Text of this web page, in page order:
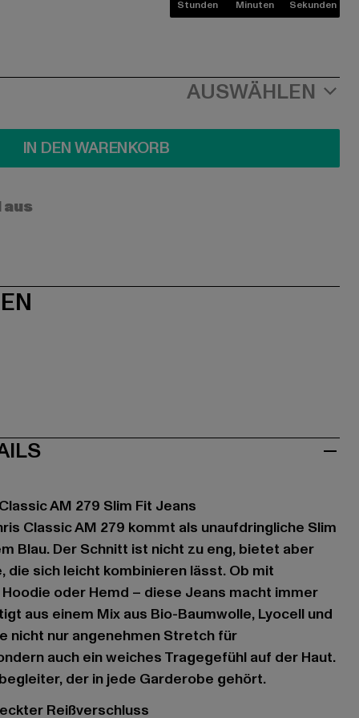
Stunden Minuten Sekunden
AUSWÄHLEN
IN DEN WARENKORB
AM 279 Slim Fit Jeans
Classic AM 279 kommt als unaufdringliche Slim
Blau. Der Schnitt ist nicht zu eng, bietet aber
die sich leicht kombinieren lässt. Ob mit
oder Hemd – diese Jeans macht immer
aus einem Mix aus Bio-Baumwolle, Lyocell und
nicht nur angenehmen Stretch für
auch ein weiches Tragegefühl auf der Haut.
der in jede Garderobe gehört.
Reißverschluss